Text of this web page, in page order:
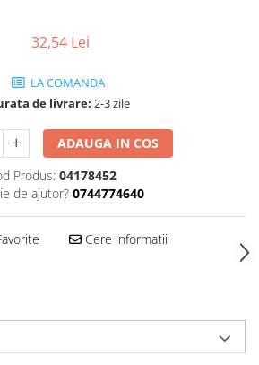
32,54 Lei
LA COMANDA
de livrare: 2-3 zile
ADAUGA IN COS
Produs: 04178452
de ajutor? 0744774640
Cere informatii